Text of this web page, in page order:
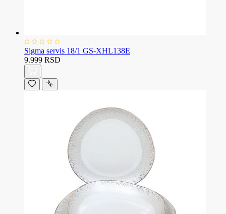
Sigma servis 18/1 GS-XHL138E
9.999 RSD